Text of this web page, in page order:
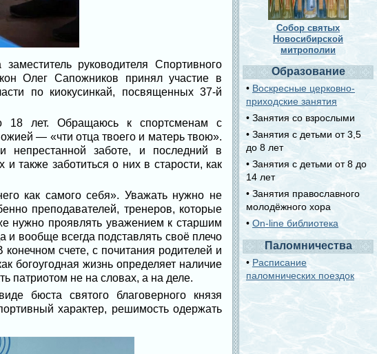
руководителя Спортивного
Олег Сапожников принял участие в
по киокусинкай, посвященных 37-й
18 лет. Обращаюсь к спортсменам с
— «чти отца твоего и матерь твою».
заботе, и последний в
также заботиться о них в старости, как
как самого себя». Уважать нужно не
преподавателей, тренеров, которые
нужно проявлять уважением к старшим
вообще всегда подставлять своё плечо
счете, с почитания родителей и
богоугодная жизнь определяет наличие
патриотом не на словах, а на деле.
бюста святого благоверного князя
характер, решимость одержать
Собор святых
Новосибирской
митрополии
Образование
• Воскресные церковно-
приходские занятия
• Занятия со взрослыми
• Занятия с детьми от 3,5
до 8 лет
• Занятия с детьми от 8 до
14 лет
• Занятия православного
молодёжного хора
• On-line библиотека
Паломничества
•Расписание
паломнических поездок